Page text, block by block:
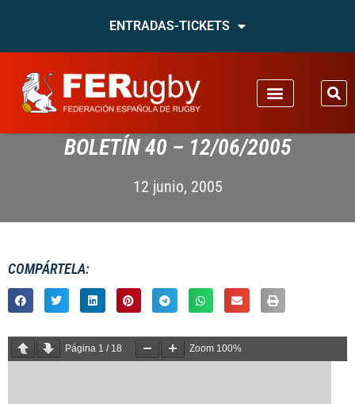
ENTRADAS-TICKETS
BOLETÍN 40 – 12/06/2005
12 junio, 2005
COMPÁRTELA:
Página 1 / 18 Zoom 100%